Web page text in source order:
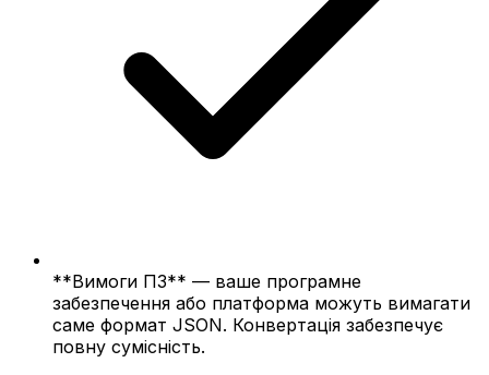
**Вимоги ПЗ** — ваше програмне
забезпечення або платформа можуть вимагати
саме формат JSON. Конвертація забезпечує
повну сумісність.